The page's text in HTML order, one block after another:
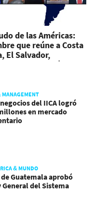
de las Américas:
que reúne a Costa
El Salvador,
y Panamá con
MANAGEMENT
del IICA logró
en mercado
& MUNDO
Guatemala aprobó
General del Sistema